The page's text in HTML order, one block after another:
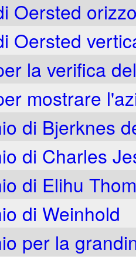
Oersted
Oersted
la verifica
mostrare
di Bjerknes
di Charles
di Elihu
di Weinhold
per la